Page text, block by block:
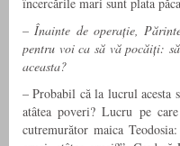
încercările mari sunt plata
– Înainte de operație,
pentru voi ca să vă pocăiți:
aceasta?
– Probabil că la lucrul acesta
atâtea poveri? Lucru pe
cutremurător maica